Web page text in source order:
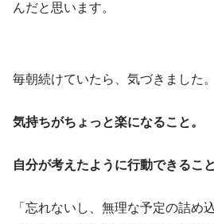
んだと思います。
毎朝続けていたら、気づきました。
気持ちがちょっと楽になること。
自分が考えたように行動できること
「忘れないし、無理な予定の詰め